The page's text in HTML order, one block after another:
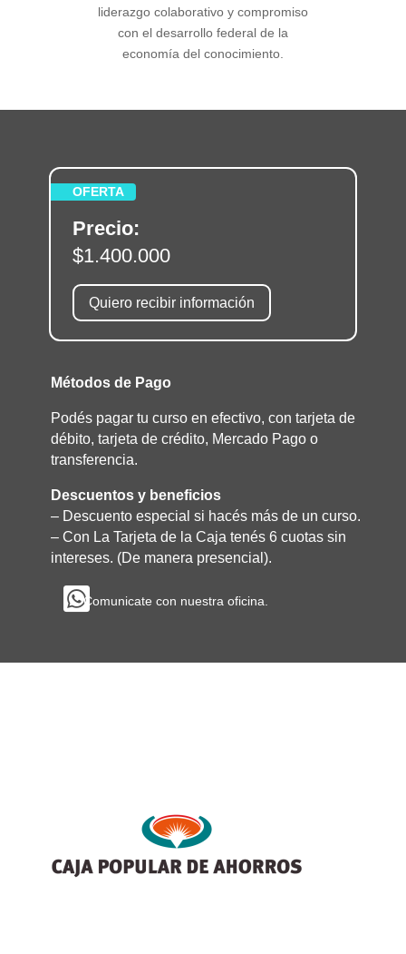
liderazgo colaborativo y compromiso
con el desarrollo federal de la
economía del conocimiento.
OFERTA
Precio:
$1.400.000
Quiero recibir información
Métodos de Pago
Podés pagar tu curso en efectivo, con tarjeta de
débito, tarjeta de crédito, Mercado Pago o
transferencia.
Descuentos y beneficios
– Descuento especial si hacés más de un curso.
– Con La Tarjeta de la Caja tenés 6 cuotas sin
intereses. (De manera presencial).
Comunicate con nuestra oficina.